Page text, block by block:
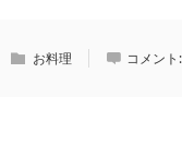
お料理 コメント: